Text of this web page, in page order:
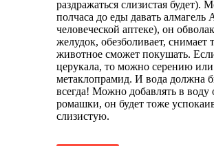
раздражаться слизистая будет).
полчаса до еды давать алмагель
человеческой аптеке), он
желудок, обезболивает, снимает
животное сможет покушать.
церукала, то можно серению или
метаклопрамид. И вода должна
всегда! Можно добавлять в воду
ромашки, он будет тоже
слизистую.